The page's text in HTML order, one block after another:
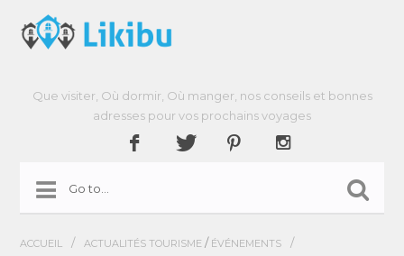
Que visiter, Où dormir, Où manger, nos conseils et bonnes
adresses pour vos prochains voyages
ACCUEIL / ACTUALITÉS TOURISME / ÉVÉNEMENTS /